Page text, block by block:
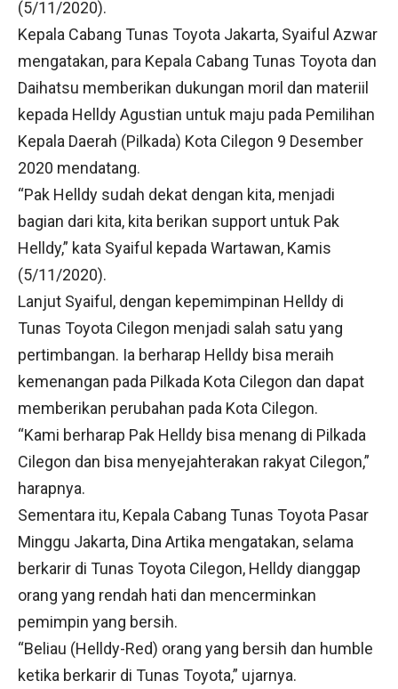
(5/11/2020).
Kepala Cabang Tunas Toyota Jakarta, Syaiful Azwar
mengatakan, para Kepala Cabang Tunas Toyota dan
Daihatsu memberikan dukungan moril dan materiil
kepada Helldy Agustian untuk maju pada Pemilihan
Kepala Daerah (Pilkada) Kota Cilegon 9 Desember
2020 mendatang.
“Pak Helldy sudah dekat dengan kita, menjadi
bagian dari kita, kita berikan support untuk Pak
Helldy,” kata Syaiful kepada Wartawan, Kamis
(5/11/2020).
Lanjut Syaiful, dengan kepemimpinan Helldy di
Tunas Toyota Cilegon menjadi salah satu yang
pertimbangan. Ia berharap Helldy bisa meraih
kemenangan pada Pilkada Kota Cilegon dan dapat
memberikan perubahan pada Kota Cilegon.
“Kami berharap Pak Helldy bisa menang di Pilkada
Cilegon dan bisa menyejahterakan rakyat Cilegon,”
harapnya.
Sementara itu, Kepala Cabang Tunas Toyota Pasar
Minggu Jakarta, Dina Artika mengatakan, selama
berkarir di Tunas Toyota Cilegon, Helldy dianggap
orang yang rendah hati dan mencerminkan
pemimpin yang bersih.
“Beliau (Helldy-Red) orang yang bersih dan humble
ketika berkarir di Tunas Toyota,” ujarnya.